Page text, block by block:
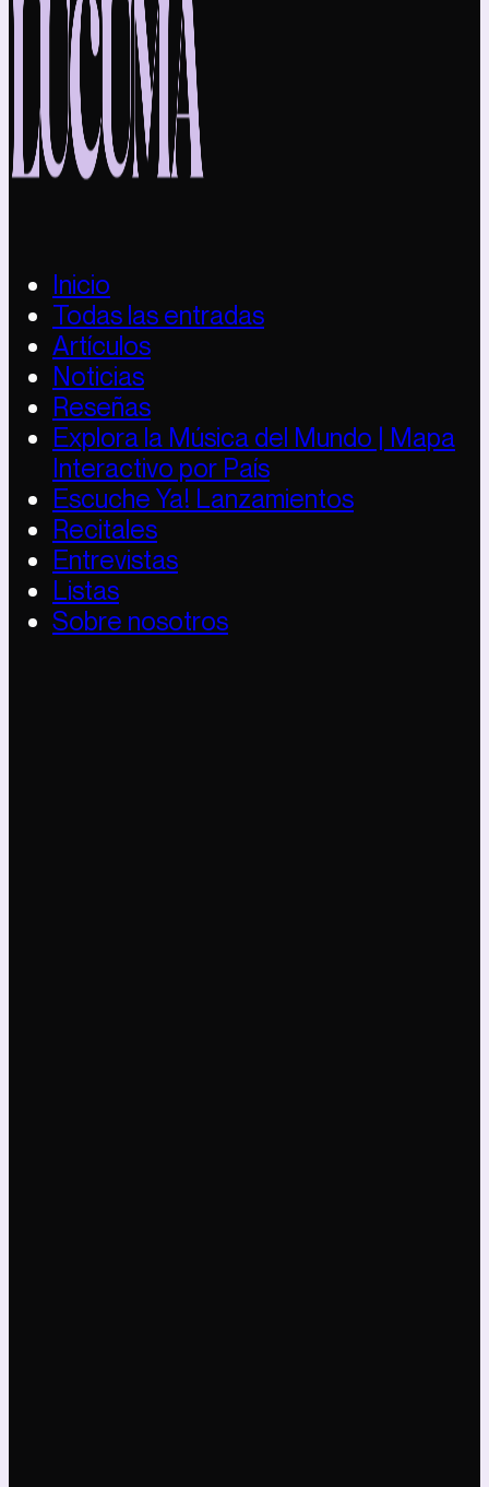
Inicio
Todas las entradas
Artículos
Noticias
Reseñas
Explora la Música del Mundo | Mapa
Interactivo por País
Escuche Ya! Lanzamientos
Recitales
Entrevistas
Listas
Sobre nosotros